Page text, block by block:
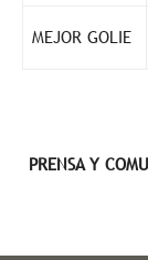
MEJOR GOLIE
PRENSA Y